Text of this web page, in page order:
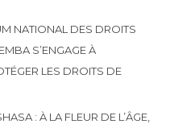
NATIONAL DES DROITS
S’ENGAGE À
LES DROITS DE
: À LA FLEUR DE L’ÂGE,